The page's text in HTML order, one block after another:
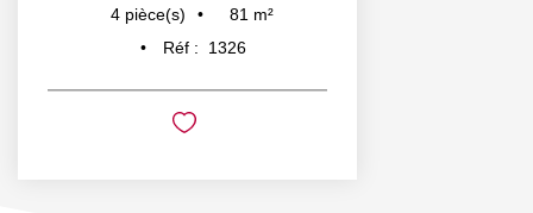
4 pièce(s) 81 m²
Réf :
1326